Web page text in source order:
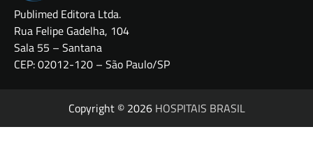
Publimed Editora Ltda.
Rua Felipe Gadelha, 104
Sala 55 – Santana
CEP: 02012-120 – São Paulo/SP
Copyright © 2026 HOSPITAIS BRASIL